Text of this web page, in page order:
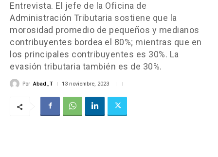
Entrevista. El jefe de la Oficina de
Administración Tributaria sostiene que la
morosidad promedio de pequeños y medianos
contribuyentes bordea el 80%; mientras que en
los principales contribuyentes es 30%. La
evasión tributaria también es de 30%.
Por Abad_T 13 noviembre, 2023